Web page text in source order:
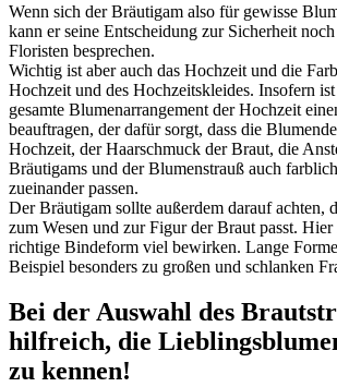
Wenn sich der Bräutigam also für gewisse
kann er seine Entscheidung zur Sicherheit
Floristen besprechen.
Wichtig ist aber auch das Hochzeit und die
Hochzeit und des Hochzeitskleides. Insofern ist
gesamte Blumenarrangement der Hochzeit
beauftragen, der dafür sorgt, dass die
Hochzeit, der Haarschmuck der Braut, die
Bräutigams und der Blumenstrauß auch
zueinander passen.
Der Bräutigam sollte außerdem darauf achten,
zum Wesen und zur Figur der Braut passt.
richtige Bindeform viel bewirken. Lange
Beispiel besonders zu großen und schlanken
Bei der Auswahl des
hilfreich, die
zu kennen!